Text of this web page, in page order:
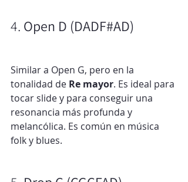
4. Open D (DADF#AD)
Similar a Open G, pero en la
tonalidad de Re mayor. Es ideal para
tocar slide y para conseguir una
resonancia más profunda y
melancólica. Es común en música
folk y blues.